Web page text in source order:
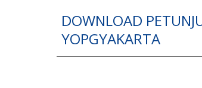
DOWNLOAD
YOPGYAKARTA